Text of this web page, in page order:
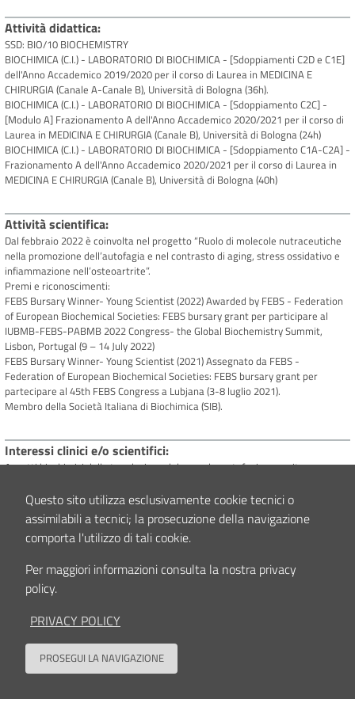
Attività didattica
SSD: BIO/10 BIOCHEMISTRY
BIOCHIMICA (C.I.) - LABORATORIO DI BIOCHIMICA - [Sdoppiamenti C2D e C1E]
dell'Anno Accademico 2019/2020 per il corso di Laurea in MEDICINA E
CHIRURGIA (Canale A-Canale B), Università di Bologna (36h).
BIOCHIMICA (C.I.) - LABORATORIO DI BIOCHIMICA - [Sdoppiamento C2C] -
[Modulo A] Frazionamento A dell'Anno Accademico 2020/2021 per il corso di
Laurea in MEDICINA E CHIRURGIA (Canale B), Università di Bologna (24h)
BIOCHIMICA (C.I.) - LABORATORIO DI BIOCHIMICA - [Sdoppiamento C1A-C2A] -
Frazionamento A dell'Anno Accademico 2020/2021 per il corso di Laurea in
MEDICINA E CHIRURGIA (Canale B), Università di Bologna (40h)
Attività scientifica
Dal febbraio 2022 è coinvolta nel progetto “Ruolo di molecole nutraceutiche
nella promozione dell’autofagia e nel contrasto di aging, stress ossidativo e
infiammazione nell’osteoartrite”.
Premi e riconoscimenti:
FEBS Bursary Winner- Young Scientist (2022) Awarded by FEBS - Federation
of European Biochemical Societies: FEBS bursary grant per participare al
IUBMB-FEBS-PABMB 2022 Congress- the Global Biochemistry Summit,
Lisbon, Portugal (9 – 14 July 2022)
FEBS Bursary Winner- Young Scientist (2021) Assegnato da FEBS -
Federation of European Biochemical Societies: FEBS bursary grant per
partecipare al 45th FEBS Congress a Lubjana (3-8 luglio 2021).
Membro della Società Italiana di Biochimica (SIB).
Interessi clinici e/o scientifici
Aspetti biochimici della trasduzione del segnale, autofagia, crescita,
all’osteoartrite (OA). Cambiamenti epigenetici nelle patologie degenerative,
ruolo dei microRNA. Nutrienti e composti bioattivi negli alimenti: ruolo nella
prevenzione dell’OA.
Modelli sperimentali:
derivate da condrociti (C28/I2), trattati con vari stimoli pro-infiammatori e
antinfiammatori.
Contenuto aggiornato il 04/09/2023 16:04
Questo sito utilizza esclusivamente cookie tecnici o
assimilabili a tecnici; la prosecuzione della navigazione
comporta l'utilizzo di tali cookie.
Per maggiori informazioni consulta la nostra privacy
policy.
PRIVACY POLICY
PROSEGUI LA NAVIGAZIONE